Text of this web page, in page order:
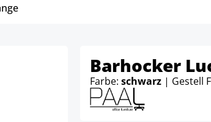
Barhocker
Farbe: schwarz | Gestell